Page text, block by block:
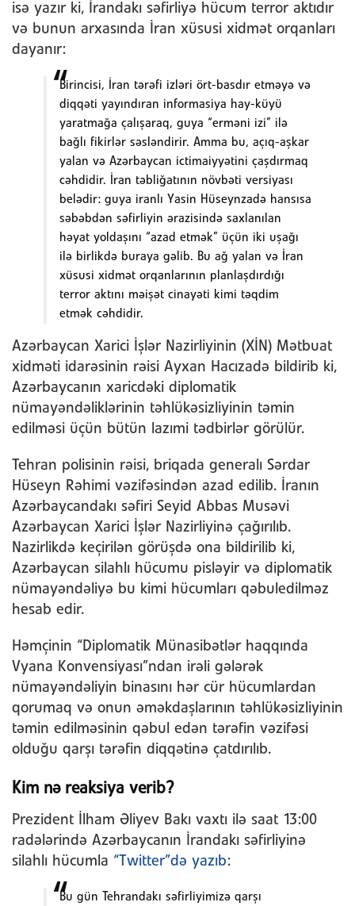
isə yazır ki, İrandakı səfirliyə hücum terror aktıdır
və bunun arxasında İran xüsusi xidmət orqanları
dayanır:
Birincisi, İran tərəfi izləri ört-basdır etməyə və
diqqəti yayındıran informasiya hay-küyü
yaratmağa çalışaraq, guya “erməni izi” ilə
bağlı fikirlər səsləndirir. Amma bu, açıq-aşkar
yalan və Azərbaycan ictimaiyyətini çaşdırmaq
cəhdidir. İran təbliğatının növbəti versiyası
belədir: guya iranlı Yasin Hüseynzadə hansısa
səbəbdən səfirliyin ərazisində saxlanılan
həyat yoldaşını “azad etmək” üçün iki uşağı
ilə birlikdə buraya gəlib. Bu ağ yalan və İran
xüsusi xidmət orqanlarının planlaşdırdığı
terror aktını məişət cinayəti kimi təqdim
etmək cəhdidir.
Azərbaycan Xarici İşlər Nazirliyinin (XİN) Mətbuat
xidməti idarəsinin rəisi Ayxan Hacızadə bildirib ki,
Azərbaycanın xaricdəki diplomatik
nümayəndəliklərinin təhlükəsizliyinin təmin
edilməsi üçün bütün lazımi tədbirlər görülür.
Tehran polisinin rəisi, briqada generalı Sərdar
Hüseyn Rəhimi vəzifəsindən azad edilib. İranın
Azərbaycandakı səfiri Seyid Abbas Musəvi
Azərbaycan Xarici İşlər Nazirliyinə çağırılıb.
Nazirlikdə keçirilən görüşdə ona bildirilib ki,
Azərbaycan silahlı hücumu pisləyir və diplomatik
nümayəndəliyə bu kimi hücumları qəbuledilməz
hesab edir.
Həmçinin “Diplomatik Münasibətlər haqqında
Vyana Konvensiyası”ndan irəli gələrək
nümayəndəliyin binasını hər cür hücumlardan
qorumaq və onun əməkdaşlarının təhlükəsizliyinin
təmin edilməsinin qəbul edən tərəfin vəzifəsi
olduğu qarşı tərəfin diqqətinə çatdırılıb.
Kim nə reaksiya verib?
Prezident İlham Əliyev Bakı vaxtı ilə saat 13:00
radələrində Azərbaycanın İrandakı səfirliyinə
silahlı hücumla “Twitter”də yazıb:
Bu gün Tehrandakı səfirliyimizə qarşı